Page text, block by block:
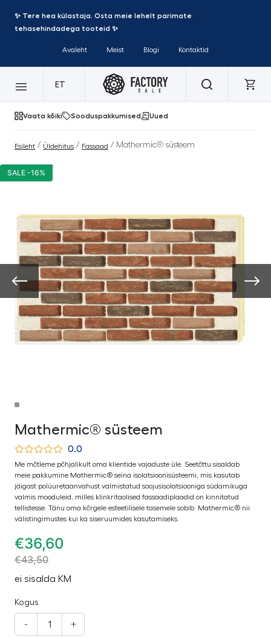
✨ Tere hea külastaja. Osta meie lehelt parimate
tehasehindadega tooteid ✨
Avaleht Meist Blogi Kontaktid
ET
Vaata kõiki Sooduspakkumised Uued
Esileht / Üldehitus / Fassaad / Mathermic® süsteem
SALE -16%
Mathermic® süsteem
0.0
Me mõtleme põhjalikult oma klientide vajaduste üle. Seetõttu sisaldab
meie pakkumine Mathermic® seina isolatsioonisüsteemi, mis kasutab
jäigast polüuretaanvahust valmistatud soojusisolatsiooniga südamikuga
valmis mooduleid, milles klinkritaolised fassaadiplaadid on kinnitatud
tellistesse. Tänu oma kõrgele esteetilisele tasemele sobib
Mathermic® nii
välistingimustes kui ka siseruumides kasutamiseks.
€36,60
€43,50
ei sisalda KM
Kogus
- +